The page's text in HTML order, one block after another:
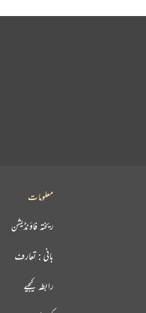
معلومات
ریختہ فاؤنڈیشن
بانی : تعارف
رابطہ کیجیے